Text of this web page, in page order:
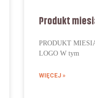
Produkt
PRODUKT
LOGO W tym
WIĘCEJ »